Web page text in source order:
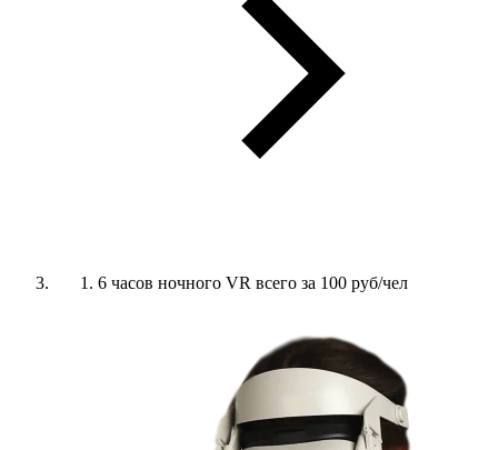
6 часов ночного VR всего за 100 руб/чел